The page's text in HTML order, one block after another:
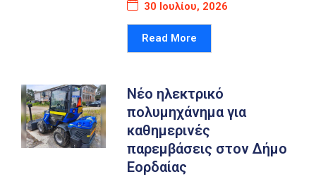
30 Ιουλίου, 2026
Read More
Νέο ηλεκτρικό
πολυμηχάνημα για
καθημερινές
παρεμβάσεις στον Δήμο
Εορδαίας